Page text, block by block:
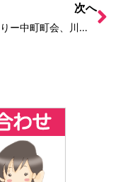
次へ
町会夏祭りー中町町会、川岸町会